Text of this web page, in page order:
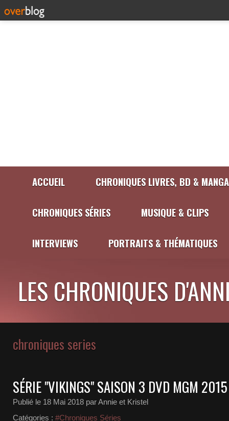
ACCUEIL CHRONIQUES LIVRES, BD &
CHRONIQUES SÉRIES MUSIQUE & CLIPS
INTERVIEWS PORTRAITS & THÉMATIQUES
LES CHRONIQUES
chroniques series
SÉRIE "VIKINGS" SAISON 3 DVD MGM 2015
Publié le 18 Mai 2018 par Annie et Kristel
Catégories : #Chroniques Séries